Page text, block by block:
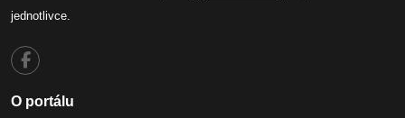
jednotlivce.
O portálu